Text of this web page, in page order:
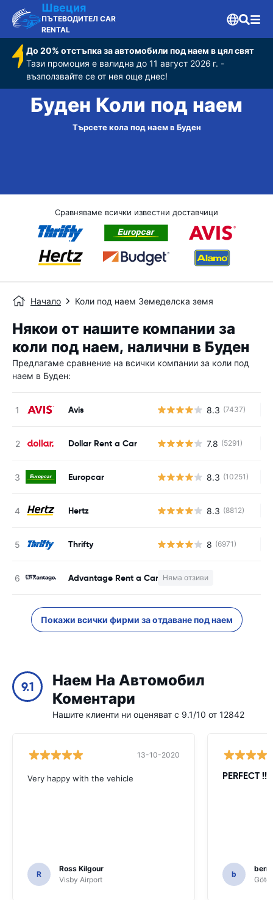
Швеция
ПЪТЕВОДИТЕЛ CAR
RENTAL
До 20% отстъпка за автомобили под наем в цял свят
Тази промоция е валидна до 11 август 2026 г. -
възползвайте се от нея още днес!
Буден Коли под наем
Търсете кола под наем в Буден
Сравняваме всички известни доставчици
Начало Коли под наем Земеделска земя
Някои от нашите компании за
коли под наем, налични в Буден
Предлагаме сравнение на всички компании за коли под
наем в Буден:
Avis 8.3 (7437)
Dollar Rent a Car 7.8 (5291)
Europcar 8.3 (10251)
Hertz 8.3 (8812)
Thrifty 8 (6971)
Advantage Rent a Car Няма отзиви
Покажи всички фирми за отдаване под наем
9.1
Наем На Автомобил
Коментари
Нашите клиенти ни оценяват с 9.1/10 от 12842
13-10-2020
Very happy with the vehicle
R
Ross Kilgour
Visby Airport
PERFECT
b